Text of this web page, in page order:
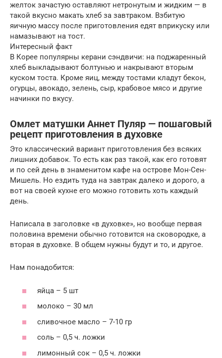
желток зачастую оставляют нетронутым и жидким — в
такой вкусно макать хлеб за завтраком. Взбитую
яичную массу после приготовления едят вприкуску или
намазывают на тост.
Интересный факт
В Корее популярны керани сэндвичи: на поджаренный
хлеб выкладывают болтунью и накрывают вторым
куском тоста. Кроме яиц, между тостами кладут бекон,
огурцы, авокадо, зелень, сыр, крабовое мясо и другие
начинки по вкусу.
Омлет матушки Аннет Пуляр — пошаговый
рецепт приготовления в духовке
Это классический вариант приготовления без всяких
лишних добавок. То есть как раз такой, как его готовят
и по сей день в знаменитом кафе на острове Мон-Сен-
Мишель. Но ездить туда на завтрак далеко и дорого, а
вот на своей кухне его можно готовить хоть каждый
день.
Написала в заголовке «в духовке», но вообще первая
половина времени обычно готовится на сковородке, а
вторая в духовке. В общем нужны будут и то, и другое.
Нам понадобится:
яйца – 5 шт
молоко – 30 мл
сливочное масло – 7-10 гр
соль – 0,5 ч. ложки
лимонный сок – 0,5 ч. ложки